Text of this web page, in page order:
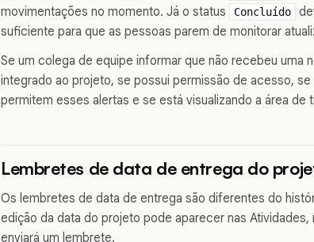
movimentações no momento. Já o status
Concluído
suficiente para que as pessoas parem de monitorar
Se um colega de equipe informar que não recebeu uma
integrado ao projeto, se possui permissão de acesso, se
permitem esses alertas e se está visualizando a área de
Lembretes de data de entrega do
Os lembretes de data de entrega são diferentes do
edição da data do projeto pode aparecer nas
enviará um lembrete.